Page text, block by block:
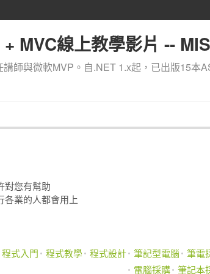
MVC線上教學影片 --
師與微軟MVP。自.NET 1.x起，已出版15本
對您有幫助
業的人都會用上
程式入門 程式教學 程式設計 筆記型電腦
筆電
電腦採購 筆記本